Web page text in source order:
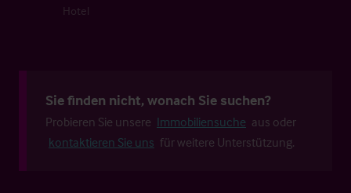
Hotel
Sie finden nicht, wonach Sie suchen?
Probieren Sie unsere Immobiliensuche aus oder
kontaktieren Sie uns für weitere Unterstützung.